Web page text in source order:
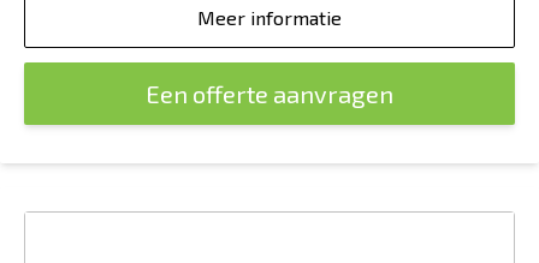
Meer informatie
Een offerte aanvragen